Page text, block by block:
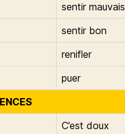
sentir mauvais
sentir bon
renifler
puer
C’est doux